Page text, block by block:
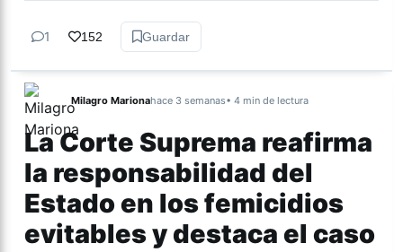
1 152 Guardar
Milagro Marionahace 3 semanas• 4 min de lectura
La Corte Suprema reafirma
la responsabilidad del
Estado en los femicidios
evitables y destaca el caso